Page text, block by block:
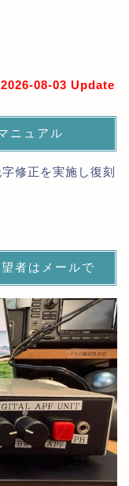
08-03 Update
ニュアル
修正を実施し復刻
者はメールで